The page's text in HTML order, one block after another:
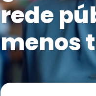
rede
menos